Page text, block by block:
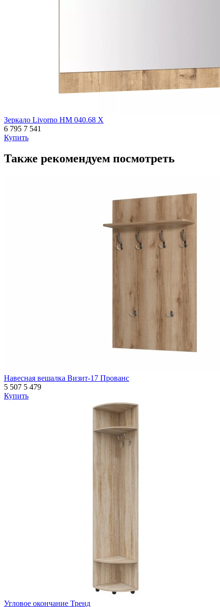
Зеркало Livorno НМ 040.68 Х
6 795 7 541
Купить
Также рекомендуем посмотреть
Навесная вешалка Визит-17 Прованс
5 507 5 479
Купить
Угловое окончание Тренд